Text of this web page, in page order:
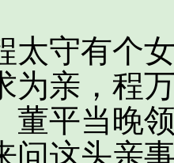
守有个女
为亲，程
董平当晚
问这头亲